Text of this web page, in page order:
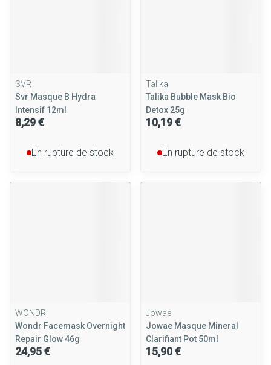
SVR
Svr Masque B Hydra
Intensif 12ml
8,29 €
En rupture de stock
Talika
Talika Bubble Mask Bio
Detox 25g
10,19 €
En rupture de stock
WONDR
Wondr Facemask Overnight
Repair Glow 46g
24,95 €
Jowae
Jowae Masque Mineral
Clarifiant Pot 50ml
15,90 €